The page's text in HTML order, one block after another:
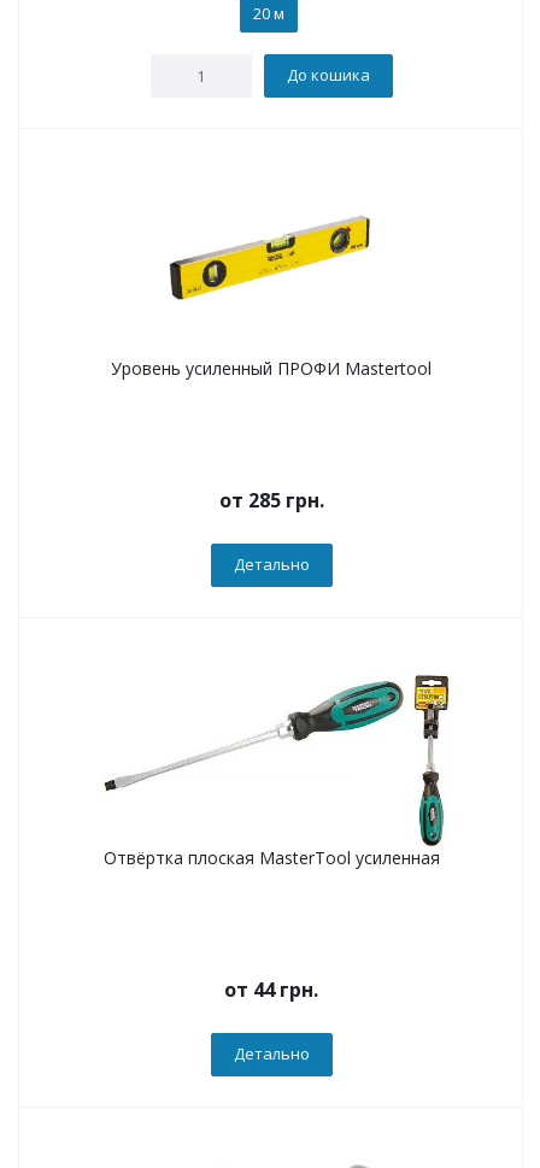
20 м
До кошика
Уровень усиленный ПРОФИ Mastertool
от 285 грн.
Детально
Отвёртка плоская MasterTool усиленная
от 44 грн.
Детально